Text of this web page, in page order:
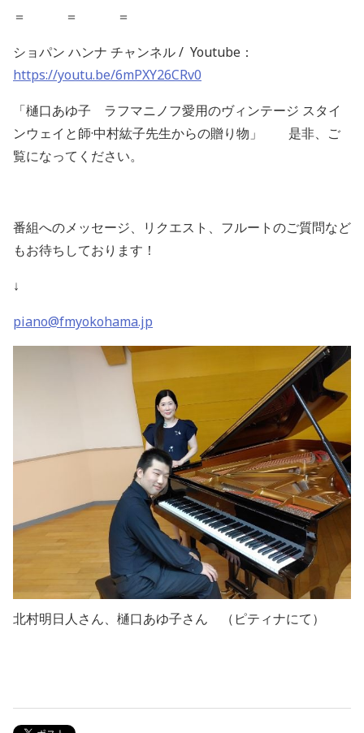
＝ ＝ ＝
ショパン ハンナ チャンネル/ Youtube ：
https://youtu.be/6mPXY26CRv0
「樋口あゆ子 ラフマニノフ愛用のヴィンテージ スタイ
ンウェイと師·中村紘子先生からの贈り物」 是非、ご
覧になってください。
番組へのメッセージ、リクエスト、フルートのご質問など
もお待ちしております！
↓
piano@fmyokohama.jp
北村明日人さん、樋口あゆ子さん （ピティナにて）